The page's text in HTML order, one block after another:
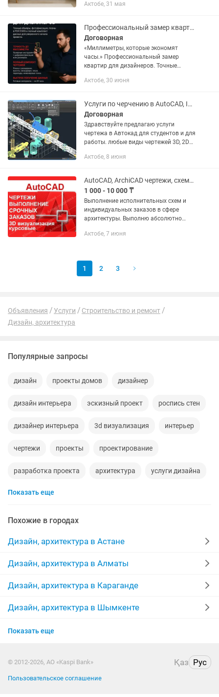
Kaspi Red. Доставка до адреса. Камины
Актобе, 31 мая
Профессиональный замер квартир для дизайнеров
Договорная
«Миллиметры, которые экономят
часы.» Профессиональный замер
квартир для дизайнеров. Точные
PDF/DWG и полный комплект данных
Точность...
Актобе, 30 июня
Услуги по черчению в AutoCAD, Inventor
Договорная
Здравствуйте предлагаю услуги
чертежа в Автокад для студентов и для
работы. любые виды чертежей 3D, 2D
Актобе, 8 июня
AutoCAD, ArchiCAD чертежи, схемы, курсовые. 3д визуализация. План эвакуации
1 000 - 10 000 ₸
Выполнение исполнительных схем и
индивидуальных заказов в сфере
архитектуры. Выполню абсолютно
ArchiCAD, CorelDraw любой сложности и
Актобе, 7 июня
1 2 3
Объявления Услуги
Строительство и ремонт
Дизайн, архитектура
Популярные запросы
дизайн проекты домов дизайнер
дизайн интерьера эскизный проект роспись стен
дизайнер интерьера 3d визуализация интерьер
чертежи проекты проектирование
разработка проекта архитектура услуги дизайна
дизайн помещений
перепланировка квартир
художественная роспись стен визуализация
3d дизайн договорная качественно
дизайн ремонта рабочий проект
любой сложности
Показать еще
Похожие в городах
Дизайн, архитектура в Астане
Дизайн, архитектура в Алматы
Дизайн, архитектура в Караганде
Дизайн, архитектура в Шымкенте
Дизайн, архитектура в Усть-Каменогорске
Дизайн, архитектура в Павлодаре
Показать еще
© 2012-2026, АО «Kaspi Bank» Қаз Рус
Пользовательское соглашение